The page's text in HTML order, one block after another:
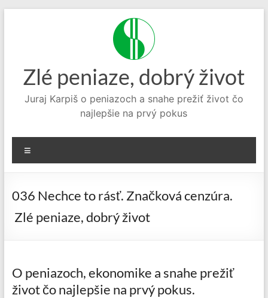
Zlé peniaze, dobrý život
Juraj Karpiš o peniazoch a snahe prežiť život čo
najlepšie na prvý pokus
036 Nechce to rásť. Značková cenzúra.
Zlé peniaze, dobrý život
O peniazoch, ekonomike a snahe prežiť
život čo najlepšie na prvý pokus.